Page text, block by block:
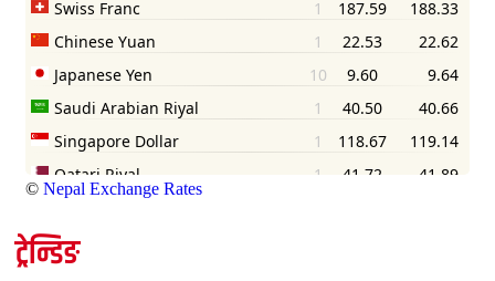
© Nepal Exchange Rates
ट्रेन्डिङ